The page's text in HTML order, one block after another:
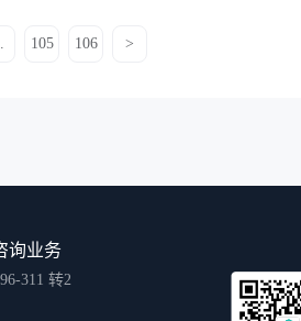
105 106 >
询业务
311 转2